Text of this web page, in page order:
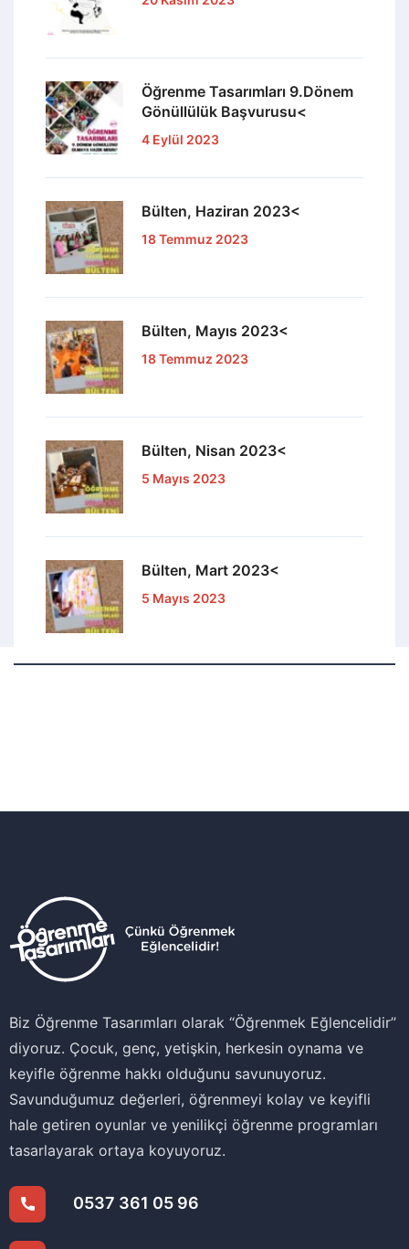
Öğrenme Tasarımları 9.Dönem
Gönüllülük Başvurusu<
4 Eylül 2023
Bülten, Haziran 2023<
18 Temmuz 2023
Bülten, Mayıs 2023<
18 Temmuz 2023
Bülten, Nisan 2023<
5 Mayıs 2023
Bülten, Mart 2023<
5 Mayıs 2023
Biz Öğrenme Tasarımları olarak ‘‘Öğrenmek Eğlencelidir’’
diyoruz. Çocuk, genç, yetişkin, herkesin oynama ve
keyifle öğrenme hakkı olduğunu savunuyoruz.
Savunduğumuz değerleri, öğrenmeyi kolay ve keyifli
hale getiren oyunlar ve yenilikçi öğrenme programları
tasarlayarak ortaya koyuyoruz.
0537 361 05 96